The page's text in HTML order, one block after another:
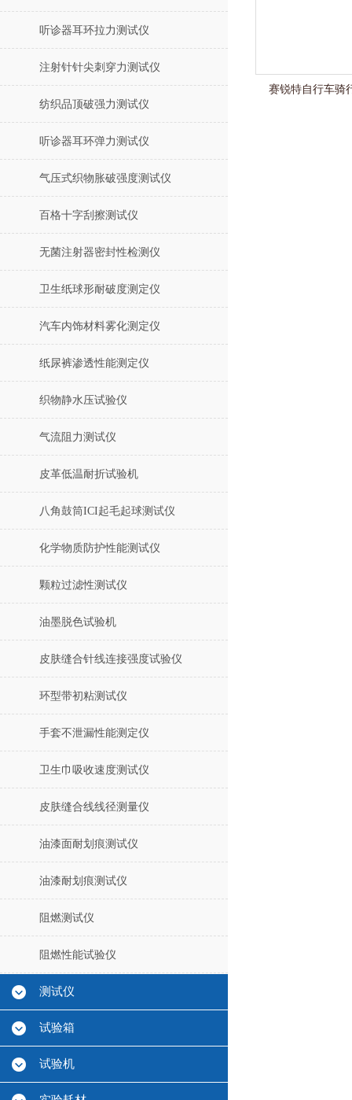
听诊器耳环拉力测试仪
注射针针尖刺穿力测试仪
纺织品顶破强力测试仪
听诊器耳环弹力测试仪
气压式织物胀破强度测试仪
百格十字刮擦测试仪
无菌注射器密封性检测仪
卫生纸球形耐破度测定仪
汽车内饰材料雾化测定仪
纸尿裤渗透性能测定仪
织物静水压试验仪
气流阻力测试仪
皮革低温耐折试验机
八角鼓筒ICI起毛起球测试仪
化学物质防护性能测试仪
颗粒过滤性测试仪
油墨脱色试验机
皮肤缝合针线连接强度试验仪
环型带初粘测试仪
手套不泄漏性能测定仪
卫生巾吸收速度测试仪
皮肤缝合线线径测量仪
油漆面耐划痕测试仪
油漆耐划痕测试仪
阻燃测试仪
阻燃性能试验仪
测试仪
试验箱
试验机
赛锐特自行车骑